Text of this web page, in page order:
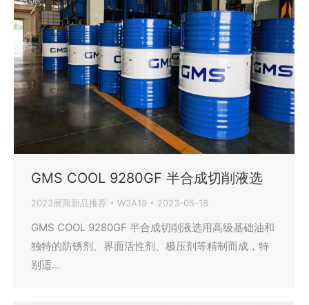
GMS COOL 9280GF 半合成切削液选
2023展商新品推荐 W3A19 2023-05-18
GMS COOL 9280GF 半合成切削液选用高级基础油和
独特的防锈剂、界面活性剂、极压剂等精制而成，特
别适…